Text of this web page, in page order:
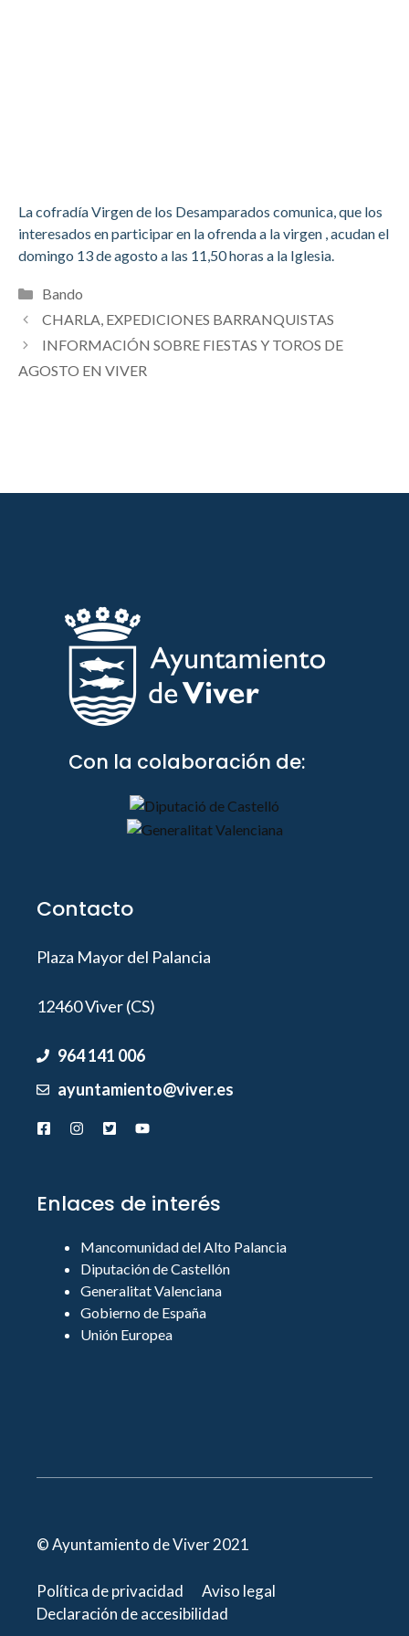
La cofradía Virgen de los Desamparados comunica, que los
interesados en participar en la ofrenda a la virgen , acudan el
domingo 13 de agosto a las 11,50 horas a la Iglesia.
Categorías
Bando
CHARLA, EXPEDICIONES BARRANQUISTAS
INFORMACIÓN SOBRE FIESTAS Y TOROS DE
AGOSTO EN VIVER
Con la colaboración de:
Contacto
Plaza Mayor del Palancia
12460 Viver (CS)
964 141 006
ayuntamiento@viver.es
Enlaces de interés
Mancomunidad del Alto Palancia
Diputación de Castellón
Generalitat Valenciana
Gobierno de España
Unión Europea
© Ayuntamiento de Viver 2021
Política de privacidad
Aviso legal
Declaración de accesibilidad